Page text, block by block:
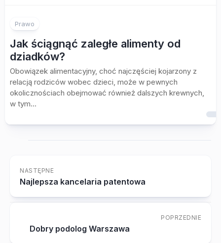
Prawo
Jak ściągnąć zaległe alimenty od
dziadków?
Obowiązek alimentacyjny, choć najczęściej kojarzony z
relacją rodziców wobec dzieci, może w pewnych
okolicznościach obejmować również dalszych krewnych,
w tym...
NASTĘPNE
Najlepsza kancelaria patentowa
POPRZEDNIE
Dobry podolog Warszawa